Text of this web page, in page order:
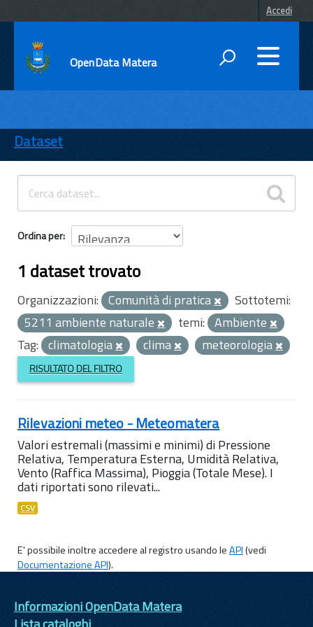
Accedi
OpenData Matera
ENTI
TEMI
INFORMAZIONI
Dataset
Ordina per
1 dataset trovato
Organizzazioni: Comunità di pratica
Sottotemi:
5211 ambiente naturale
temi: Ambiente
Tag: climatologia clima meteorologia
RISULTATO DEL FILTRO
Rilevazioni meteo - Meteomatera
Valori estremali (massimi e minimi) di Pressione
Relativa, Temperatura Esterna, Umidità Relativa,
Vento (Raffica Massima), Pioggia (Totale Mese). I
dati riportati sono rilevati...
CSV
E' possibile inoltre accedere al registro usando leAPI(vedi
Documentazione API).
Informazioni OpenData Matera